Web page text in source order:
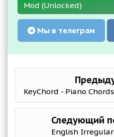
Mod (Unlocked)
Мы в телеграм
Следующий